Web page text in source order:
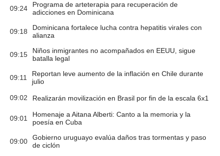
09:24
Programa de arteterapia para recuperación de
adicciones en Dominicana
09:18
Dominicana fortalece lucha contra hepatitis virales con
alianza
09:15
Niños inmigrantes no acompañados en EEUU, sigue
batalla legal
09:11
Reportan leve aumento de la inflación en Chile durante
julio
09:02 Realizarán movilización en Brasil por fin de la escala 6x1
09:01
Homenaje a Aitana Alberti: Canto a la memoria y la
poesía en Cuba
09:00
Gobierno uruguayo evalúa daños tras tormentas y paso
de ciclón